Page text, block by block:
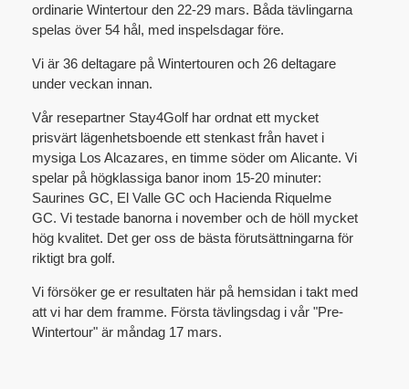
ordinarie Wintertour den 22-29 mars. Båda tävlingarna
spelas över 54 hål, med inspelsdagar före.
Vi är 36 deltagare på Wintertouren och 26 deltagare
under veckan innan.
Vår resepartner Stay4Golf har ordnat ett mycket
prisvärt lägenhetsboende ett stenkast från havet i
mysiga Los Alcazares, en timme söder om Alicante. Vi
spelar på högklassiga banor inom 15-20 minuter:
Saurines GC, El Valle GC och Hacienda Riquelme
GC. Vi testade banorna i november och de höll mycket
hög kvalitet. Det ger oss de bästa förutsättningarna för
riktigt bra golf.
Vi försöker ge er resultaten här på hemsidan i takt med
att vi har dem framme. Första tävlingsdag i vår "Pre-
Wintertour" är måndag 17 mars.